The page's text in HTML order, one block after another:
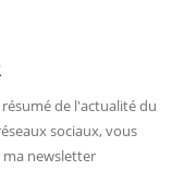
de l'actualité du
sociaux, vous
ma newsletter